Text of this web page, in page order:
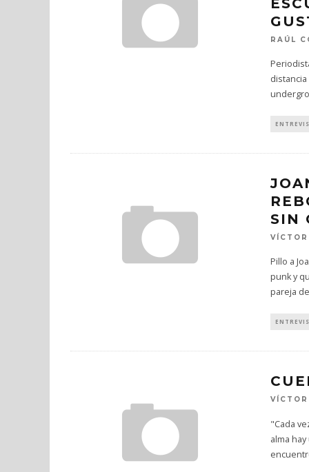
RAÚL
SIN
Pillo a
punk y
pareja de
"Cada
alma